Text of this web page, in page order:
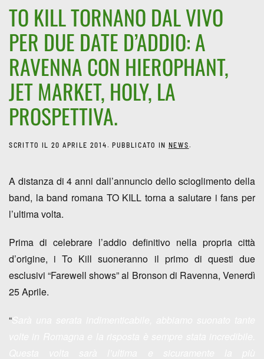
TO KILL TORNANO DAL VIVO
PER DUE DATE D’ADDIO: A
RAVENNA CON HIEROPHANT,
JET MARKET, HOLY, LA
PROSPETTIVA.
SCRITTO IL 20 APRILE 2014 . PUBBLICATO IN NEWS
A distanza di 4 anni dall’annuncio dello scioglimento della
band, la band romana TO KILL torna a salutare i fans per
l’ultima volta.
Prima di celebrare l’addio definitivo nella propria città
d’origine, i To Kill suoneranno il primo di questi due
esclusivi “Farewell shows” al Bronson di Ravenna, Venerdì
25 Aprile.
“